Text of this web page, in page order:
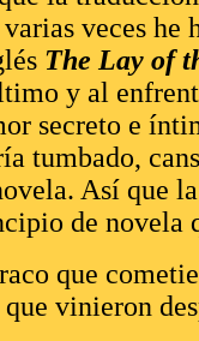
veces he
The Lay of
y al
secreto e
tumbado,
Así que
de novela
que
vinieron